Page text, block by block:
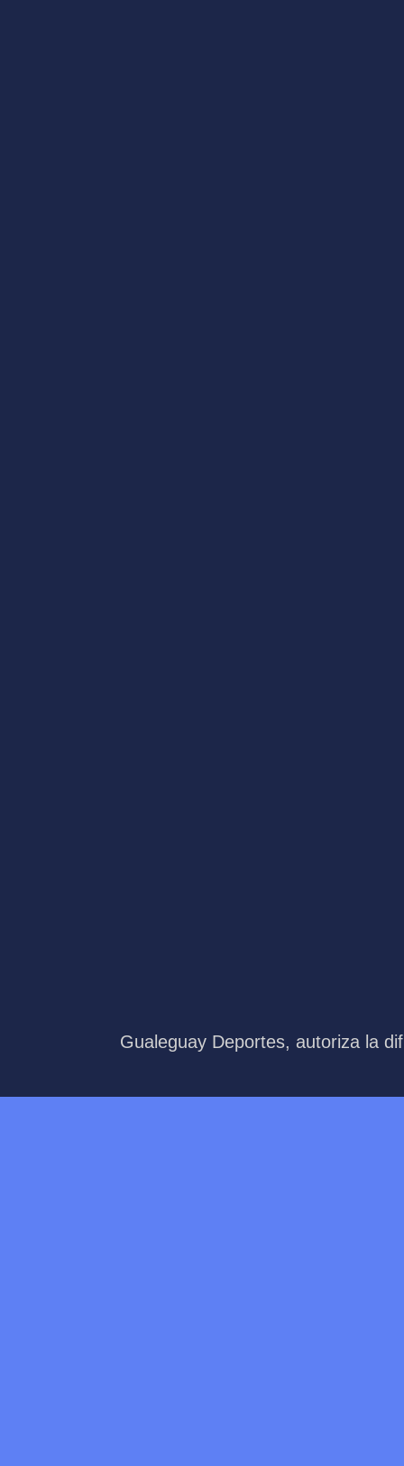
Gualeguay Deportes, autoriza la